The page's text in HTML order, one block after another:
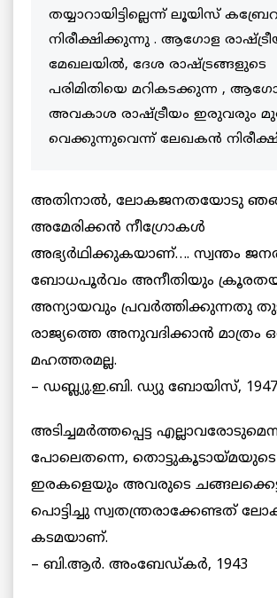
തയ്യാറായിട്ടില്ലെന്ന് ലൂയിസ് കബ്രേറ
നിരീക്ഷിക്കുന്നു . ആഗോള
മേഖലയിൽ, ദേശ രാഷ്ട്രങ്ങളുടെ
പരിമിതിയെ മറികടക്കുന്ന ,
അവകാശ രാഷ്ട്രീയം ഇരുവരും
വെക്കുന്നുവെന്ന് ലേഖകൻ
അതിനാല്‍, ലോകജനതയോടു
അമേരിക്കന്‍ നീഗ്രോകള്‍
അഭ്യര്‍ഥിക്കുകയാണ്…. സ്വന്തം
ബോധപൂര്‍വം അനീതിയും
അന്യായവും പ്രവര്‍ത്തിക്കുന്നതു
രാജ്യത്തെ അനുവദിക്കാന്‍ മാത്രം
മഹത്തരമല്ല.
– ഡബ്ല്യു.ഇ.ബി. ഡ്യു ബോയിസ്, 1947
അടിച്ചമര്‍ത്തപ്പെട്ട
പോലെതന്നെ, തൊട്ടുകൂടായ്മയുടെ
ഇരകളെയും അവരുടെ
പൊട്ടിച്ചു സ്വതന്ത്രരാക്കേണ്ടത്
കടമയാണ്.
– ബി.ആര്‍. അംബേഡ്കര്‍, 1943